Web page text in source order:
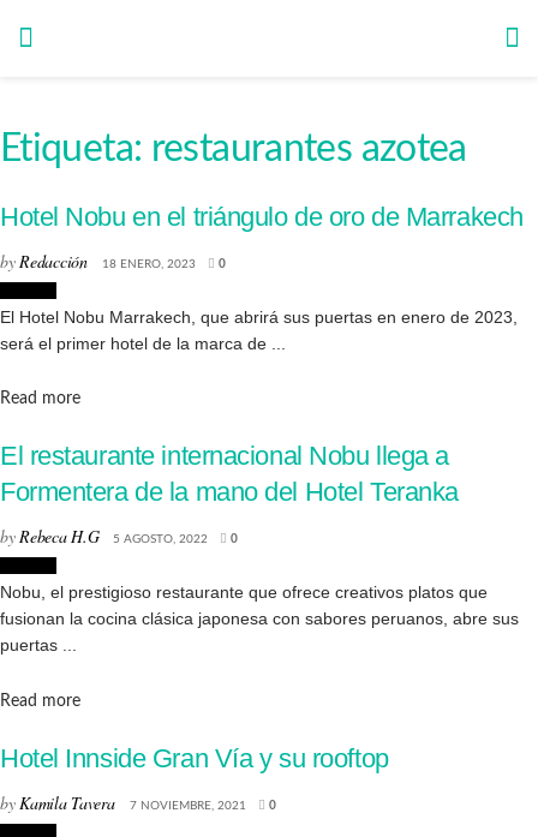
Etiqueta: restaurantes azotea
Hotel Nobu en el triángulo de oro de Marrakech
byRedacción 18 ENERO, 2023 0
El Hotel Nobu Marrakech, que abrirá sus puertas en enero de 2023,
será el primer hotel de la marca de ...
Read moreDetails
El restaurante internacional Nobu llega a
Formentera de la mano del Hotel Teranka
byRebeca H.G 5 AGOSTO, 2022 0
Nobu, el prestigioso restaurante que ofrece creativos platos que
fusionan la cocina clásica japonesa con sabores peruanos, abre sus
puertas ...
Read moreDetails
Hotel Innside Gran Vía y su rooftop
by Kamila Tavera 7 NOVIEMBRE, 2021 0